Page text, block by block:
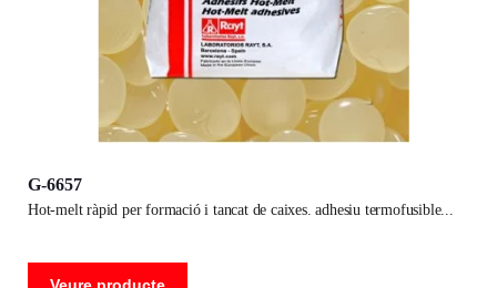
G-6657
hot-melt ràpid per formació i tancat de caixes. adhesiu termofusible
Veure producte